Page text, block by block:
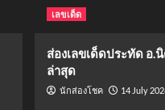
เลขเด็ด
ส่องเลขเด็ดประทัด อ.
ล่าสุด
นักส่องโชค 14 July